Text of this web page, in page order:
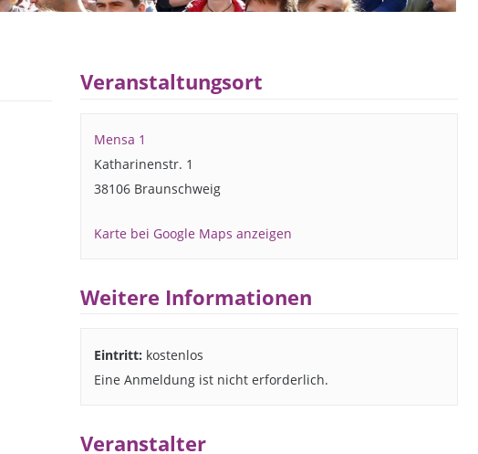
Veranstaltungsort
Mensa 1
Katharinenstr. 1
38106 Braunschweig
Karte bei Google Maps anzeigen
Weitere Informationen
Eintritt: kostenlos
Eine Anmeldung ist nicht erforderlich.
Veranstalter